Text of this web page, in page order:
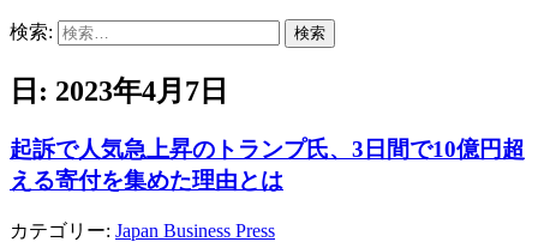
検索:
日: 2023年4月7日
起訴で人気急上昇のトランプ氏、3日間で10億円超
える寄付を集めた理由とは
カテゴリー: Japan Business Press